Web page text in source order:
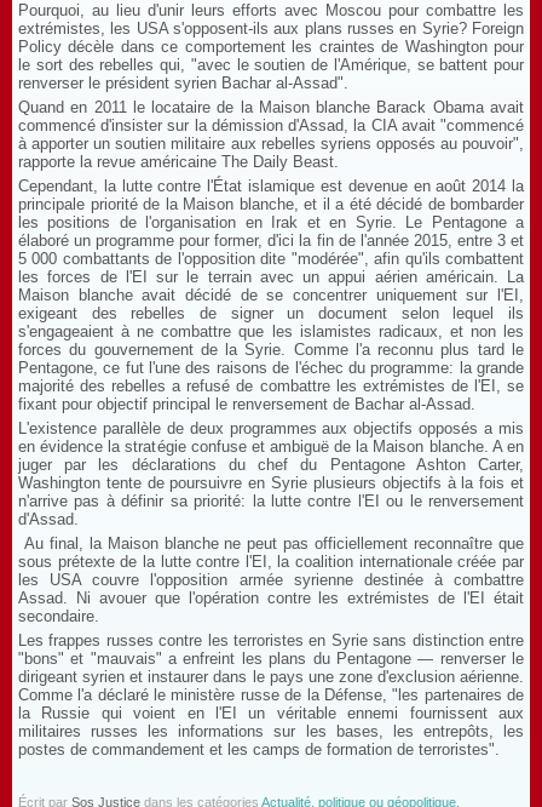
Pourquoi, au lieu d'unir leurs efforts avec Moscou pour combattre les
extrémistes, les USA s'opposent-ils aux plans russes en Syrie? Foreign
Policy décèle dans ce comportement les craintes de Washington pour
le sort des rebelles qui, "avec le soutien de l'Amérique, se battent pour
renverser le président syrien Bachar al-Assad".
Quand en 2011 le locataire de la Maison blanche Barack Obama avait
commencé d'insister sur la démission d'Assad, la CIA avait "commencé
à apporter un soutien militaire aux rebelles syriens opposés au pouvoir",
rapporte la revue américaine The Daily Beast.
Cependant, la lutte contre l'État islamique est devenue en août 2014 la
principale priorité de la Maison blanche, et il a été décidé de bombarder
les positions de l'organisation en Irak et en Syrie. Le Pentagone a
élaboré un programme pour former, d'ici la fin de l'année 2015, entre 3 et
5 000 combattants de l'opposition dite "modérée", afin qu'ils combattent
les forces de l'EI sur le terrain avec un appui aérien américain. La
Maison blanche avait décidé de se concentrer uniquement sur l'EI,
exigeant des rebelles de signer un document selon lequel ils
s'engageaient à ne combattre que les islamistes radicaux, et non les
forces du gouvernement de la Syrie. Comme l'a reconnu plus tard le
Pentagone, ce fut l'une des raisons de l'échec du programme: la grande
majorité des rebelles a refusé de combattre les extrémistes de l'EI, se
fixant pour objectif principal le renversement de Bachar al-Assad.
L'existence parallèle de deux programmes aux objectifs opposés a mis
en évidence la stratégie confuse et ambiguë de la Maison blanche. A en
juger par les déclarations du chef du Pentagone Ashton Carter,
Washington tente de poursuivre en Syrie plusieurs objectifs à la fois et
n'arrive pas à définir sa priorité: la lutte contre l'EI ou le renversement
d'Assad.
Au final, la Maison blanche ne peut pas officiellement reconnaître que
sous prétexte de la lutte contre l'EI, la coalition internationale créée par
les USA couvre l'opposition armée syrienne destinée à combattre
Assad. Ni avouer que l'opération contre les extrémistes de l'EI était
secondaire.
Les frappes russes contre les terroristes en Syrie sans distinction entre
"bons" et "mauvais" a enfreint les plans du Pentagone — renverser le
dirigeant syrien et instaurer dans le pays une zone d'exclusion aérienne.
Comme l'a déclaré le ministère russe de la Défense, "les partenaires de
la Russie qui voient en l'EI un véritable ennemi fournissent aux
militaires russes les informations sur les bases, les entrepôts, les
postes de commandement et les camps de formation de terroristes".
Écrit par Sos Justice dans les catégories Actualité, politique ou géopolitique,